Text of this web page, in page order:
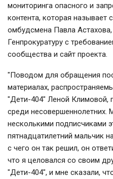
мониторинга опасного и
контента, которая
омбудсмена Павла Астахова,
Генпрокуратуру с
сообщества и сайт проекта.
"Поводом для обращения
материалах,
"Дети-404" Леной Климовой,
среди
несколькими подписчиками
пятнадцатилетний мальчик
с чего он так решил, он
что я целовался со своим
"Дети-404", и мне сказали,